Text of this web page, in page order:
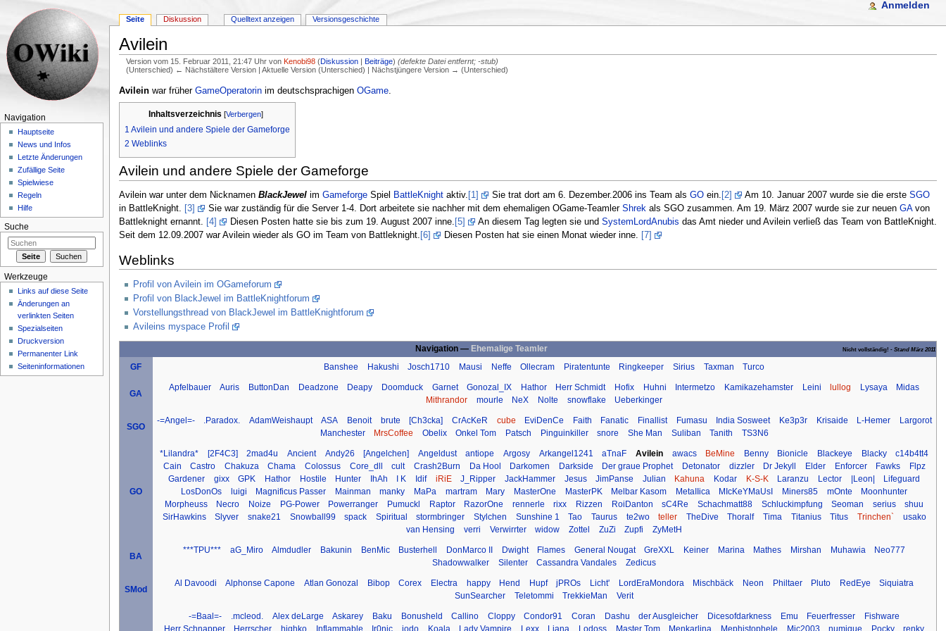
Avilein
Version vom 15. Februar 2011, 21:47 Uhr vonKenobi98 (Diskussion |Beiträge) (defekte Datei entfernt; -stub)
(Unterschied) ← Nächstältere Version | Aktuelle Version (Unterschied) | Nächstjüngere Version → (Unterschied)
Avileinwar früher GameOperatorinim deutschsprachigen OGame.
Inhaltsverzeichnis [Verbergen]
1 Avilein und andere Spiele der Gameforge
2 Weblinks
Avilein und andere Spiele der Gameforge
Avilein war unter dem Nicknamen BlackJewelim GameforgeSpiel BattleKnightaktiv. [1] Sie trat dort am 6. Dezember.2006 ins Team als GOein. [2] Am 10. Januar 2007 wurde sie die erste SGO
in BattleKnight.
[3] Sie war zuständig für die Server 1-4. Dort arbeitete sie nachher mit dem ehemaligen OGame-Teamler Shrekals SGO zusammen. Am 19. März 2007 wurde sie zur neuen GAvon
Battleknight ernannt.
[4] Diesen Posten hatte sie bis zum 19. August 2007 inne. [5] An diesem Tag legten sie und SystemLordAnubis das Amt nieder und Avilein verließ das Team von BattleKnight.
Seit dem 12.09.2007 war Avilein wieder als GO im Team von Battleknight. [6] Diesen Posten hat sie einen Monat wieder inne. [7]
Weblinks
Profil von Avilein im OGameforum
Profil von BlackJewel im BattleKnightforum
Vorstellungsthread von BlackJewel im BattleKnightforum
Avileins myspace Profil
Navigation — Ehemalige Teamler Nicht vollständig! - Stand März 2011
GF Banshee Hakushi Josch1710 Mausi Neffe Ollecram Piratentunte Ringkeeper Sirius Taxman Turco
GA
Apfelbauer Auris ButtonDan Deadzone Deapy Doomduck Garnet Gonozal_IX Hathor Herr Schmidt Hofix Huhni Intermetzo Kamikazehamster Leini lullog Lysaya
Midas
Mithrandor
mourle NeX Nolte snowflake Ueberkinger
SGO
-=Angel=- .Paradox. AdamWeishaupt ASA Benoit brute [Ch3cka] CrAcKeR cube EviDenCe Faith Fanatic Finallist Fumasu India Sosweet Ke3p3r Krisaide L-Hemer
Largorot
Manchester
MrsCoffee Obelix Onkel Tom Patsch Pinguinkiller snore She Man Suliban Tanith TS3N6
GO
*Lilandra* [2F4C3] 2mad4u Ancient Andy26 [Angelchen] Angeldust antiope Argosy Arkangel1241 aTnaF Avilein awacs BeMine Benny Bionicle Blackeye Blacky
c14b4tt4
Cain
Castro Chakuza Chama Colossus Core_dll cult Crash2Burn Da Hool Darkomen Darkside Der graue Prophet Detonator dizzler Dr Jekyll Elder Enforcer Fawks
Flpz
Gardener
gixx GPK Hathor Hostile Hunter IhAh I K Idif iRiE J_Ripper JackHammer Jesus JimPanse Julian Kahuna Kodar K-S-K Laranzu Lector |Leon|
Lifeguard
LosDonOs
luigi Magnificus Passer Mainman manky MaPa martram Mary MasterOne MasterPK Melbar Kasom MetaIIica MIcKeYMaUsI Miners85 mOnte
Moonhunter
Morpheuss
Necro Noize PG-Power Powerranger Pumuckl Raptor RazorOne rennerle rixx Rizzen RoiDanton sC4Re Schachmatt88 Schluckimpfung Seoman serius
shuu
SirHawkins
Slyver snake21 Snowball99 spack Spiritual stormbringer Stylchen Sunshine 1 Tao Taurus te2wo teller TheDive Thoralf Tima Titanius Titus Trinchen`
usako
van Hensing
verri Verwirrter widow Zottel ZuZi Zupfi ZyMetH
BA
***TPU*** aG_Miro Almdudler Bakunin BenMic Busterhell DonMarco II Dwight Flames General Nougat GreXXL Keiner Marina Mathes Mirshan Muhawia
Neo777
Shadowwalker
Silenter Cassandra Vandales Zedicus
SMod
Al Davoodi Alphonse Capone Atlan Gonozal Bibop Corex Electra happy Hend Hupf jPROs Licht' LordEraMondora Mischbäck Neon Philtaer Pluto RedEye
Siquiatra
SunSearcher
Teletommi TrekkieMan Verit
-=Baal=- .mcleod. Alex deLarge Askarey Baku Bonusheld Callino Cloppy Condor91 Coran Dashu der Ausgleicher Dicesofdarkness Emu Feuerfresser
Fishware
Herr Schnapper
Herrscher highko Inflammable Ir0nic jodo Koala Lady Vampire Lexx Liana Lodoss Master Tom Menkarlina Mephistophele Mic2003 numique Pocky renky
Seite Diskussion Quelltext anzeigen Versionsgeschichte
Anmelden
Navigation
Hauptseite
News und Infos
Letzte Änderungen
Zufällige Seite
Spielwiese
Regeln
Hilfe
Suche
Werkzeuge
Links auf diese Seite
Änderungen an
verlinkten Seiten
Spezialseiten
Druckversion
Permanenter Link
Seiteninformationen